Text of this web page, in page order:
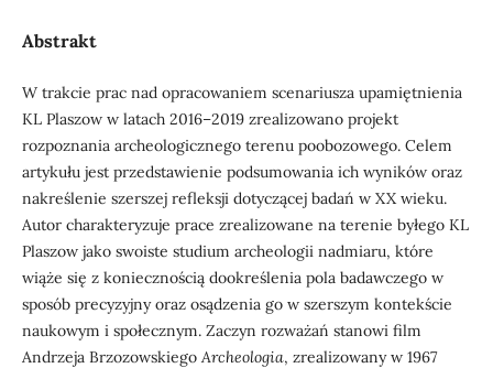
Abstrakt
W trakcie prac nad opracowaniem scenariusza upamiętnienia
KL Plaszow w latach 2016–2019 zrealizowano projekt
rozpoznania archeologicznego terenu poobozowego. Celem
artykułu jest przedstawienie podsumowania ich wyników oraz
nakreślenie szerszej refleksji dotyczącej badań w XX wieku.
Autor charakteryzuje prace zrealizowane na terenie byłego KL
Plaszow jako swoiste studium archeologii nadmiaru, które
wiąże się z koniecznością dookreślenia pola badawczego w
sposób precyzyjny oraz osądzenia go w szerszym kontekście
naukowym i społecznym. Zaczyn rozważań stanowi film
Andrzeja Brzozowskiego Archeologia, zrealizowany w 1967